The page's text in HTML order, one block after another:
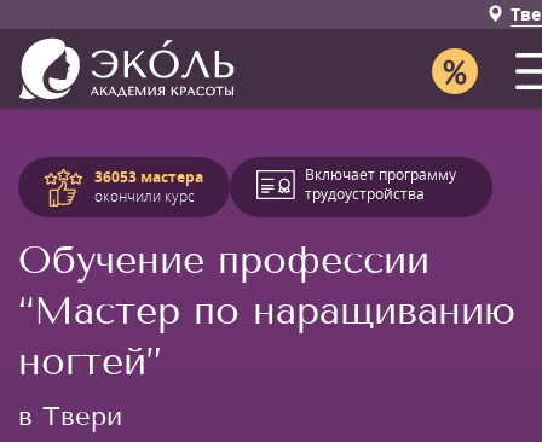
36053 мастера
окончили курс
Включает программу
трудоустройства
Обучение профессии
“Мастер по наращиванию
ногтей”
в Твери